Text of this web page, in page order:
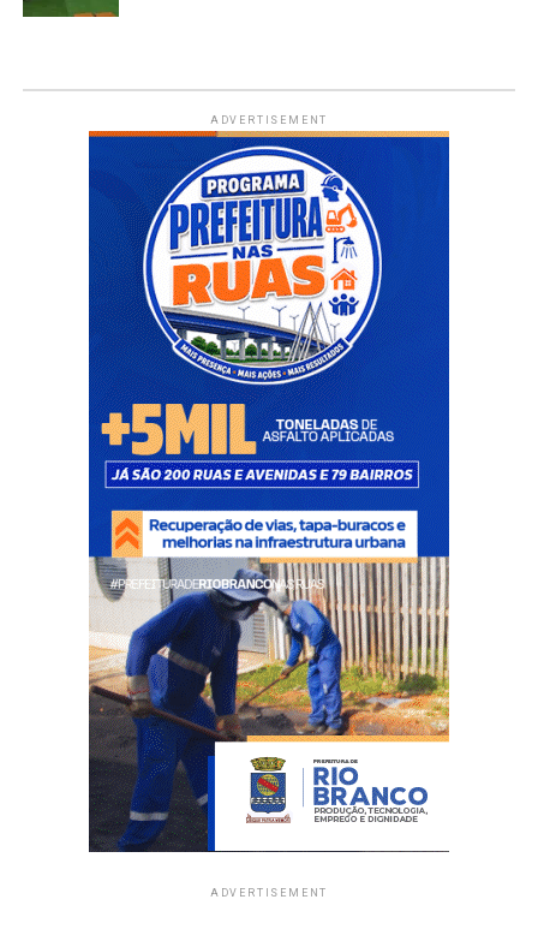
ADVERTISEMENT
ADVERTISEMENT